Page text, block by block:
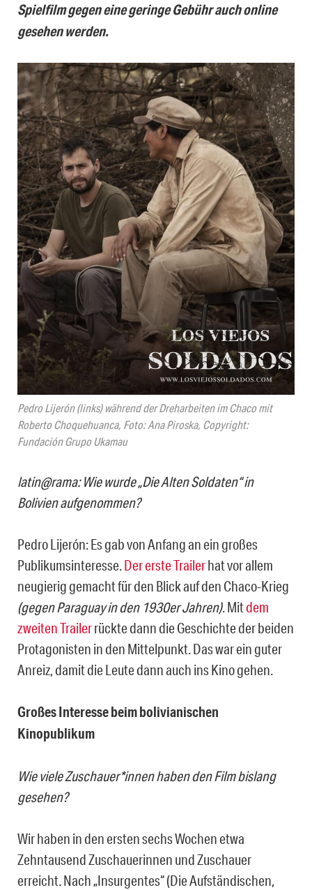
Spielfilm gegen eine geringe Gebühr auch online
gesehen werden.
Pedro Lijerón (links) während der Dreharbeiten im Chaco mit
Roberto Choquehuanca, Foto: Ana Piroska, Copyright:
Fundación Grupo Ukamau
latin@rama: Wie wurde „Die Alten Soldaten“ in
Bolivien aufgenommen?
Pedro Lijerón: Es gab von Anfang an ein großes
Publikumsinteresse.Der erste Trailerhat vor allem
neugierig gemacht für den Blick auf den Chaco-Krieg
(gegen Paraguay in den 1930er Jahren). Mitdem
zweiten Trailerrückte dann die Geschichte der beiden
Protagonisten in den Mittelpunkt. Das war ein guter
Anreiz, damit die Leute dann auch ins Kino gehen.
Großes Interesse beim bolivianischen
Kinopublikum
Wie viele Zuschauer*innen haben den Film bislang
gesehen?
Wir haben in den ersten sechs Wochen etwa
Zehntausend Zuschauerinnen und Zuschauer
erreicht. Nach „Insurgentes“ (Die Aufständischen,